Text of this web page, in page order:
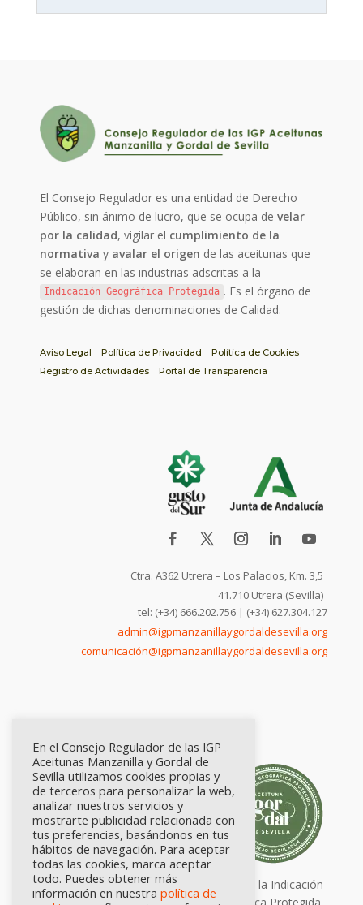
El Consejo Regulador es una entidad de Derecho
Público, sin ánimo de lucro, que se ocupa develar
por la calidad, vigilar el cumplimiento de la
normativa y avalar el origen de las aceitunas que
se elaboran en las industrias adscritas a la
Indicación Geográfica Protegida . Es el órgano de
gestión de dichas denominaciones de Calidad.
Aviso Legal Política de Privacidad
Política de Cookies
Registro de Actividades
Portal de Transparencia
Ctra. A362 Utrera – Los Palacios, Km. 3,5
41.710 Utrera (Sevilla)
tel: (+34) 666.202.756 | (+34) 627.304.127
admin@igpmanzanillaygordaldesevilla.org
comunicación@igpmanzanillaygordaldesevilla.org
Calidad certificada por Origen. Sellos de la Indicación
En el Consejo Regulador de las IGP
Aceitunas Manzanilla y Gordal de
Sevilla utilizamos cookies propias y
de terceros para personalizar la web,
analizar nuestros servicios y
mostrarte publicidad relacionada con
tus preferencias, basándonos en tus
hábitos de navegación. Para aceptar
todas las cookies, marca aceptar
todo. Puedes obtener más
información en nuestra política de